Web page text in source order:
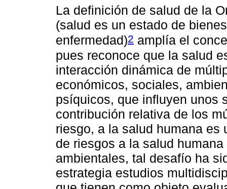
La definición de salud de la
(salud es un estado de
enfermedad)2 amplía el
pues reconoce que la salud
interacción dinámica de
económicos, sociales,
psíquicos, que influyen unos
contribución relativa de los
riesgo, a la salud humana
de riesgos a la salud
ambientales, tal desafío ha
estrategia estudios